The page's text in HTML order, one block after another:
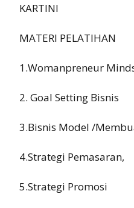
KARTINI
MATERI PELATIHAN
1.Womanpreneur
2. Goal Setting Bisnis
3.Bisnis Model /
4.Strategi Pemasaran,
5.Strategi Promosi